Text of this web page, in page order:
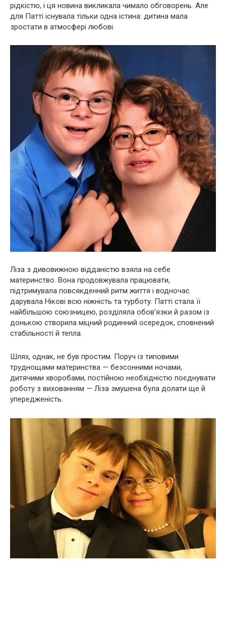
рідкістю, і ця новина викликала чимало обговорень. Але
для Патті існувала тільки одна істина: дитина мала
зростати в атмосфері любові.
Ліза з дивовижною відданістю взяла на себе
материнство. Вона продовжувала працювати,
підтримувала повсякденний ритм життя і водночас
дарувала Нікові всю ніжність та турботу. Патті стала її
найбільшою союзницею, розділяла обов’язки й разом із
донькою створила міцний родинний осередок, сповнений
стабільності й тепла.
Шлях, однак, не був простим. Поруч із типовими
труднощами материнства — безсонними ночами,
дитячими хворобами, постійною необхідністю поєднувати
роботу з вихованням — Ліза змушена була долати ще й
упередженість.